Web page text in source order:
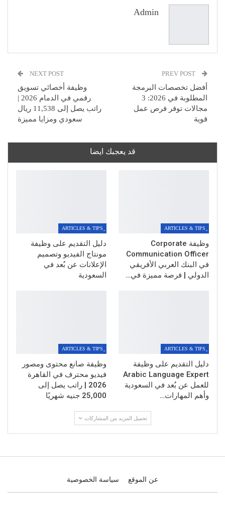
البريد الإلكتروني
Admin
أفضل تخصصات البرمجة
المطلوبة في 2026: 3
مجالات توفر فرص عمل
قوية
NEXT POST
وظيفة أخصائي تسويق
رقمي في الدمام 2026 |
راتب يصل إلى 11,538 ريال
سعودي ومزايا مميزة
قد يعجبك ايضا
وظيفة Corporate
Communication Officer
في البنك العربي الأفريقي
الدولي | فرصة مميزة في…
دليل التقديم على وظيفة
مونتاج الفيديو وتصميم
الإعلانات عن بُعد في
السعودية
دليل التقديم على وظيفة
Arabic Language Expert
للعمل عن بُعد في السعودية
وأهم المهارات…
وظيفة صانع محتوى ومصور
فيديو محترف في القاهرة
2026 | راتب يصل إلى
25,000 جنيه شهريًا
تحميل المزيد من المشاركات
عن الموقع سياسة الخصوصية